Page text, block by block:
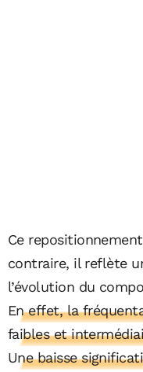
Ce
contraire, il reflète
l’évolution du
En effet, la
faibles et
Une baisse